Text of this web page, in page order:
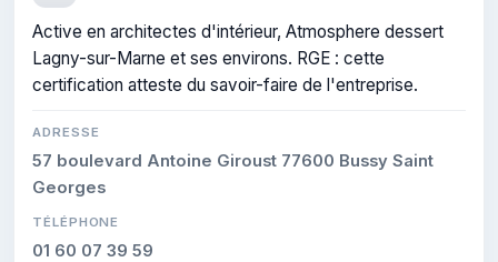
Active en architectes d'intérieur, Atmosphere dessert
Lagny-sur-Marne et ses environs. RGE : cette
certification atteste du savoir-faire de l'entreprise.
ADRESSE
57 boulevard Antoine Giroust 77600 Bussy Saint
Georges
TÉLÉPHONE
01 60 07 39 59